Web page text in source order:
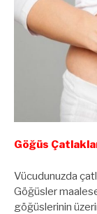
Göğüs
Vücudunuzda
Göğüsler
göğüslerinin